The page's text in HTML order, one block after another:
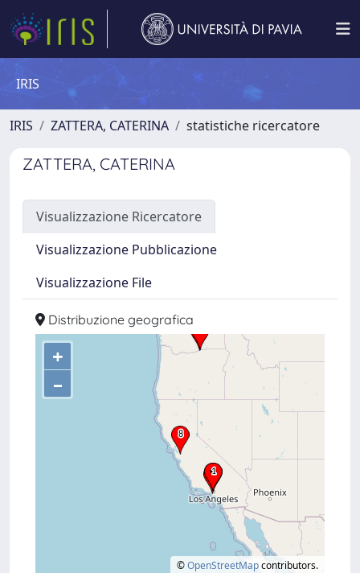
IRIS
IRIS ZATTERA, CATERINA statistiche ricercatore
ZATTERA, CATERINA
Visualizzazione Ricercatore
Visualizzazione Pubblicazione
Visualizzazione File
Distribuzione geografica
+
–
©OpenStreetMapcontributors.